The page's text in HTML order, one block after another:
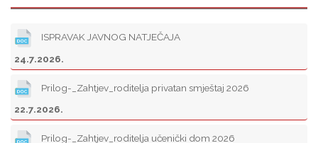
ISPRAVAK JAVNOG NATJEČAJA
24.7.2026.
Prilog-_Zahtjev_roditelja privatan smještaj 2026
22.7.2026.
Prilog-_Zahtjev_roditelja učenički dom 2026